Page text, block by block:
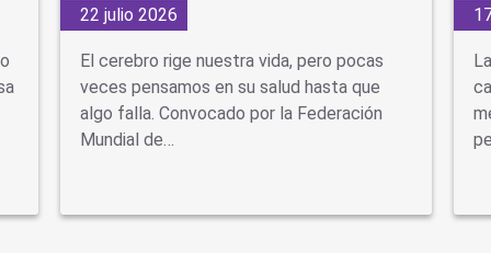
22 julio 2026
El cerebro rige nuestra vida, pero pocas
veces pensamos en su salud hasta que
algo falla. Convocado por la Federación
Mundial de…